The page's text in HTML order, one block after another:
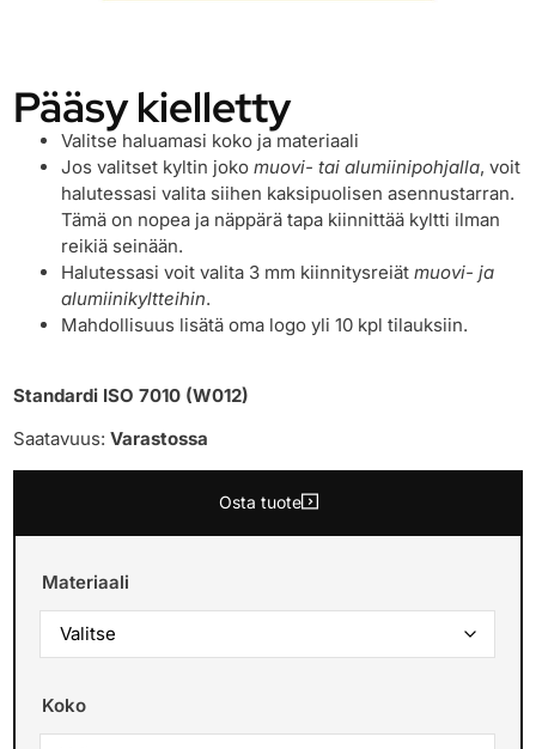
Pääsy kielletty
Valitse haluamasi koko ja materiaali
Jos valitset kyltin jokomuovi- tai alumiinipohjalla, voit
halutessasi valita siihen kaksipuolisen asennustarran.
Tämä on nopea ja näppärä tapa kiinnittää kyltti ilman
reikiä seinään.
Halutessasi voit valita 3 mm kiinnitysreiätmuovi- ja
alumiinikyltteihin.
Mahdollisuus lisätä oma logo yli 10 kpl tilauksiin.
Standardi ISO 7010 (W012)
Saatavuus:Varastossa
Osta tuote
Materiaali
Koko